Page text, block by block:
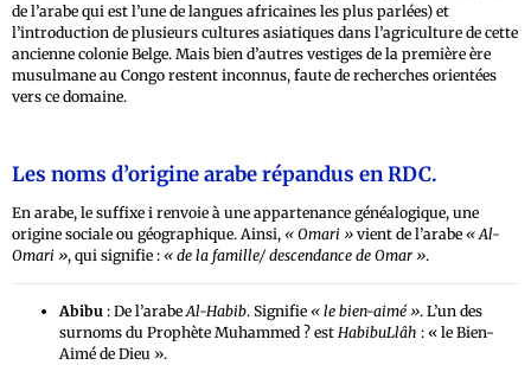
de l’arabe qui est l’une de langues africaines les plus parlées) et
l’introduction de plusieurs cultures asiatiques dans l’agriculture de cette
ancienne colonie Belge. Mais bien d’autres vestiges de la première ère
musulmane au Congo restent inconnus, faute de recherches orientées
vers ce domaine.
Les noms d’origine arabe répandus en RDC.
En arabe, le suffixe i renvoie à une appartenance généalogique, une
origine sociale ou géographique. Ainsi, « Omari » vient de l’arabe « Al-
Omari », qui signifie : « de la famille/ descendance de Omar ».
Abibu : De l’arabe Al-Habib. Signifie « le bien-aimé ». L’un des
surnoms du Prophète Muhammed ? est HabibuLlâh : « le Bien-
Aimé de Dieu ».